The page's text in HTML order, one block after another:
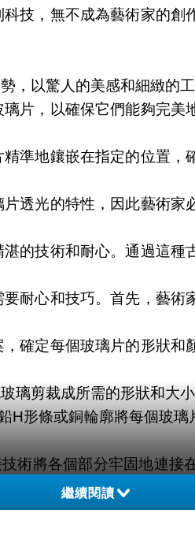
技，無不成為藝術家的
，以驚人的美感和細緻的工
片，以確保它們能夠完
準地鑲嵌在指定的位置
透光的特性，因此藝術
的技術和耐心。通過這
耐心和技巧。首先，藝
確定每個玻璃片的形狀
剪裁成所需的形狀和大
形條或銅輪廓將每個玻
術將各個部分牢固地連
嵌處沒有瑕疵，並進行
繼續閱讀